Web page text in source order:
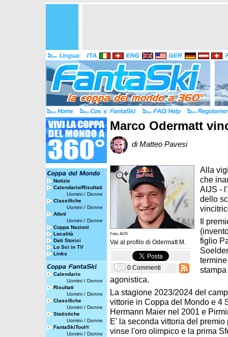
Notizie
Calendario/Risultati
Uomini / Donne
Classifiche
Uomini / Donne
Atleti
Uomini / Donne
Coppa Nazioni
Località
Dati Storici
Lo Sci in TV
Links
Calendario
Uomini / Donne
Risultati
Uomini / Donne
Classifiche
Uomini / Donne
Statistiche
Uomini / Donne
FantaSkiTool®
Uomini / Donne
Marco Odermatt
di Matteo Pavesi
Foto: AIJS
Vai al profilo di Odermatt M.
0 Commenti
Alla
che
AIJS -
dello
Il
figlio
agonistica.
La stagione 2023/2024 del
vittorie in Coppa del Mondo e 4
Hermann Maier nel 2001 e
E' la seconda vittoria del
vinse l'oro olimpico e la prima